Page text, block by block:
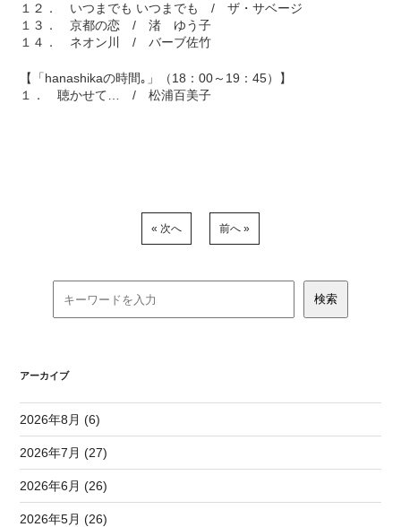
１２． いつまでも いつまでも / ザ・サベージ
１３． 京都の恋 / 渚 ゆう子
１４． ネオン川 / バーブ佐竹
【「hanashikaの時間｡」（18：00～19：45）】
１． 聴かせて… / 松浦百美子
« 次へ 前へ »
アーカイブ
2026年8月 (6)
2026年7月 (27)
2026年6月 (26)
2026年5月 (26)